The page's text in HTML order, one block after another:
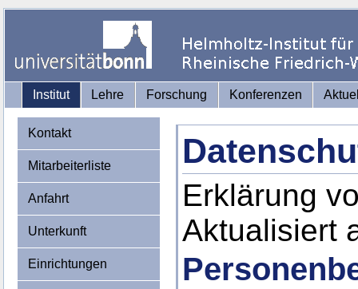
Institut Lehre Forschung Konferenzen
Kontakt
Mitarbeiterliste
Anfahrt
Unterkunft
Einrichtungen
Erklärung
Aktualisiert